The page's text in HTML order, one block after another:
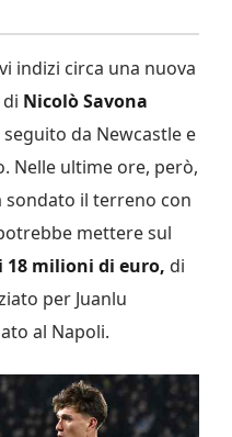
indizi circa una nuova
Nicolò Savona
da Newcastle e
Nelle ultime ore, però,
sondato il terreno con
mettere sul
18 milioni di euro, di
per Juanlu
al Napoli.